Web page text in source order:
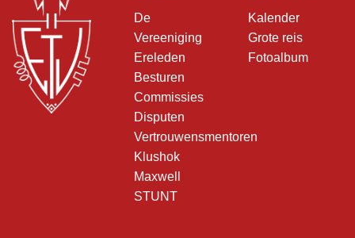
De
Vereeniging
Ereleden
Besturen
Commissies
Disputen
Vertrouwensmentoren
Klushok
Maxwell
STUNT
Kalender
Grote reis
Fotoalbum